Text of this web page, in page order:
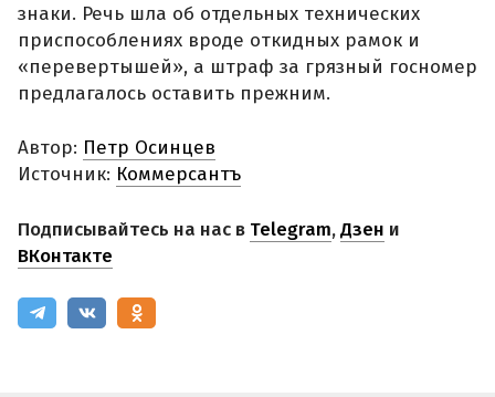
знаки. Речь шла об отдельных технических
приспособлениях вроде откидных рамок и
«перевертышей», а штраф за грязный госномер
предлагалось оставить прежним.
Автор: Петр Осинцев
Источник: Коммерсантъ
Подписывайтесь на нас в Telegram,Дзен и
ВКонтакте